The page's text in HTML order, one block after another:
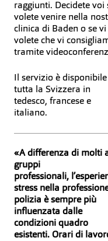
raggiunti. Decidete voi
volete venire nella
clinica di Baden o se vi
volete che vi
tramite
Il servizio è
tutta la Svizzera in
tedesco, francese e
italiano.
«A differenza di molti
gruppi
professionali,
stress nella
polizia è sempre più
influenzata dalle
condizioni quadro
esistenti. Orari di